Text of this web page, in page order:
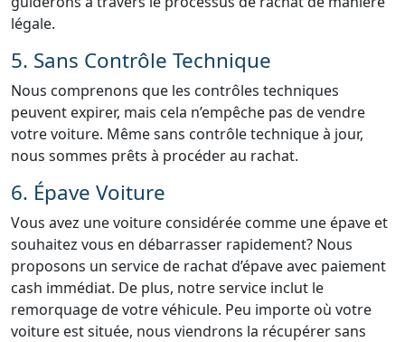
légale.
5. Sans Contrôle Technique
Nous comprenons que les contrôles techniques
peuvent expirer, mais cela n’empêche pas de vendre
votre voiture. Même sans contrôle technique à jour,
nous sommes prêts à procéder au rachat.
6. Épave Voiture
Vous avez une voiture considérée comme une épave et
souhaitez vous en débarrasser rapidement? Nous
proposons un service de rachat d’épave avec paiement
cash immédiat. De plus, notre service inclut le
remorquage de votre véhicule. Peu importe où votre
voiture est située, nous viendrons la récupérer sans